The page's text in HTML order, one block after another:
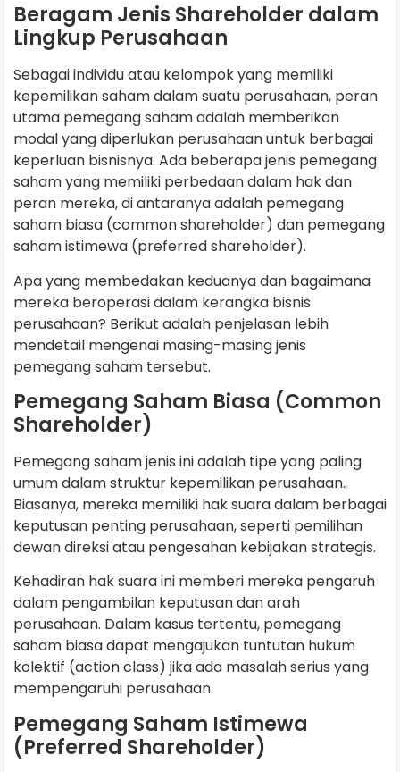
Beragam Jenis Shareholder dalam
Lingkup Perusahaan
Sebagai individu atau kelompok yang memiliki
kepemilikan saham dalam suatu perusahaan, peran
utama pemegang saham adalah memberikan
modal yang diperlukan perusahaan untuk berbagai
keperluan bisnisnya. Ada beberapa jenis pemegang
saham yang memiliki perbedaan dalam hak dan
peran mereka, di antaranya adalah pemegang
saham biasa (common shareholder) dan pemegang
saham istimewa (preferred shareholder).
Apa yang membedakan keduanya dan bagaimana
mereka beroperasi dalam kerangka bisnis
perusahaan? Berikut adalah penjelasan lebih
mendetail mengenai masing-masing jenis
pemegang saham tersebut.
Pemegang Saham Biasa (Common
Shareholder)
Pemegang saham jenis ini adalah tipe yang paling
umum dalam struktur kepemilikan perusahaan.
Biasanya, mereka memiliki hak suara dalam berbagai
keputusan penting perusahaan, seperti pemilihan
dewan direksi atau pengesahan kebijakan strategis.
Kehadiran hak suara ini memberi mereka pengaruh
dalam pengambilan keputusan dan arah
perusahaan. Dalam kasus tertentu, pemegang
saham biasa dapat mengajukan tuntutan hukum
kolektif (action class) jika ada masalah serius yang
mempengaruhi perusahaan.
Pemegang Saham Istimewa
(Preferred Shareholder)